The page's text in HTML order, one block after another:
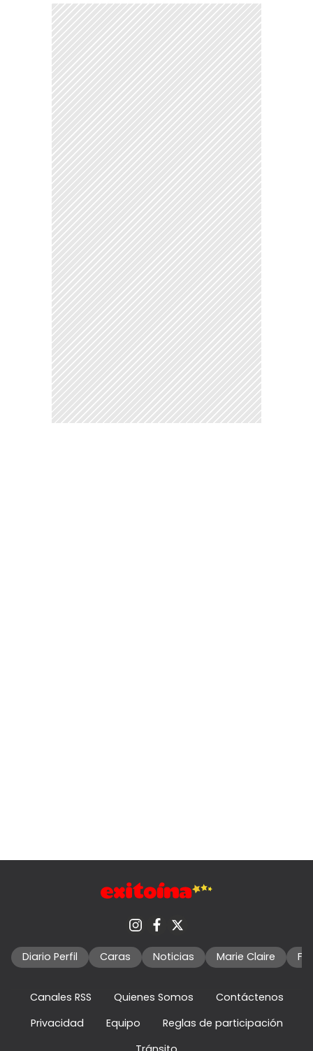
Diario Perfil Caras Noticias Marie Claire
Canales RSS Quienes Somos
Contáctenos
Privacidad
Equipo
Reglas de participación